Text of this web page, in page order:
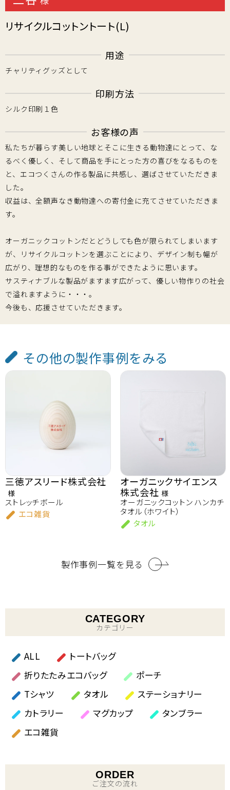
リサイクルコットントート(L)
用途
チャリティグッズとして
印刷方法
シルク印刷１色
お客様の声
私たちが暮らす美しい地球とそこに生きる動物達にとって、な
るべく優しく、そして商品を手にとった方の喜びをなるものを
と、エコつくさんの作る製品に共感し、選ばさせていただきま
した。
収益は、全額声なき動物達への寄付金に充てさせていただきま
す。
オーガニックコットンだとどうしても色が限られてしまいます
が、リサイクルコットンを選ぶことにより、デザイン制も幅が
広がり、理想的なものを作る事ができたように思います。
サスティナブルな製品がますます広がって、優しい物作りの社会
で溢れますように・・・。
今後も、応援させていただきます。
その他の製作事例をみる
三徳アスリード株式会社
様
ストレッチボール
エコ雑貨
オーガニックサイエンス
株式会社 様
オーガニックコットン ハンカチ
タオル（ホワイト）
タオル
製作事例一覧を見る
CATEGORY
カテゴリー
ALL
トートバッグ
折りたたみエコバッグ
ポーチ
Tシャツ
タオル
ステーショナリー
カトラリー
マグカップ
タンブラー
エコ雑貨
ORDER
ご注文の流れ